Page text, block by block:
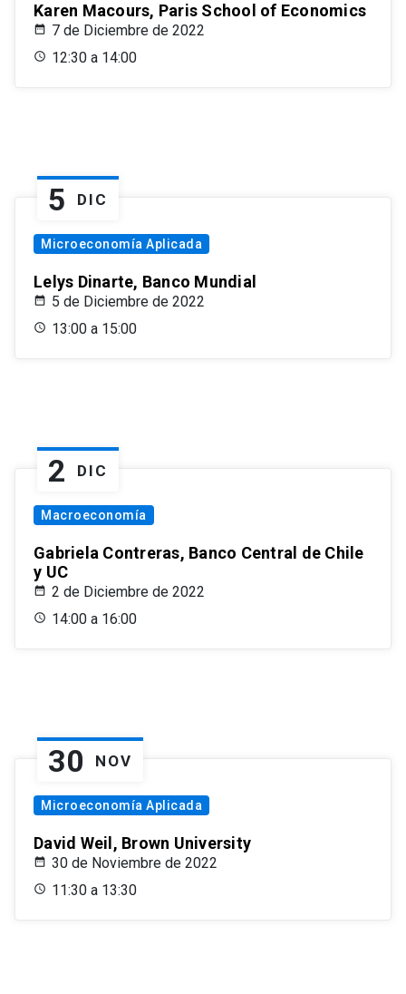
Karen Macours, Paris School of Economics
7 de Diciembre de 2022
12:30 a 14:00
5 DIC
Microeconomía Aplicada
Lelys Dinarte, Banco Mundial
5 de Diciembre de 2022
13:00 a 15:00
2 DIC
Macroeconomía
Gabriela Contreras, Banco Central de Chile
y UC
2 de Diciembre de 2022
14:00 a 16:00
30 NOV
Microeconomía Aplicada
David Weil, Brown University
30 de Noviembre de 2022
11:30 a 13:30